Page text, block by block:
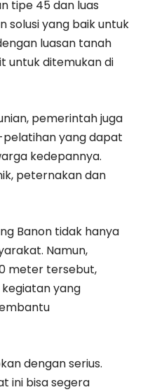
tipe 45 dan luas
solusi yang baik untuk
luasan tanah
untuk ditemukan di
pemerintah juga
yang dapat
kedepannya.
peternakan dan
Banon tidak hanya
Namun,
meter tersebut,
yang
dengan serius.
ini bisa segera